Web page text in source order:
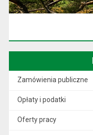
Zamówienia publiczne
Opłaty i podatki
Oferty pracy